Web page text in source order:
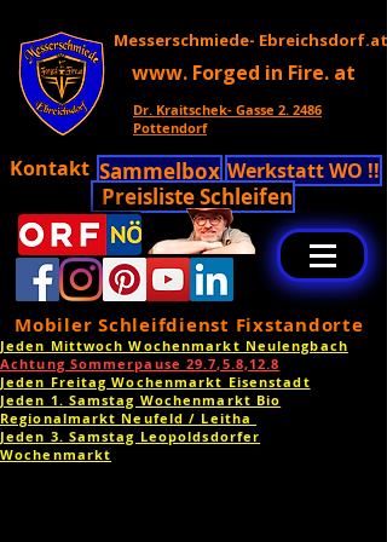
Messerschmiede- Ebreichsdorf.at
www. Forged in Fire. at
Dr. Kraitschek- Gasse 2. 2486
Pottendorf
Kontakt Sammelbox Werkstatt WO !!
Preisliste Schleifen
Mobiler Schleifdienst Fixstandorte
Jeden Mittwoch Wochenmarkt Neulengbach
Achtung Sommerpause 29.7,5.8,12.8
Jeden Freitag Wochenmarkt Eisenstadt
Jeden 1. Samstag Wochenmarkt Bio
Regionalmarkt Neufeld / Leitha
Jeden 3. Samstag Leopoldsdorfer
Wochenmarkt